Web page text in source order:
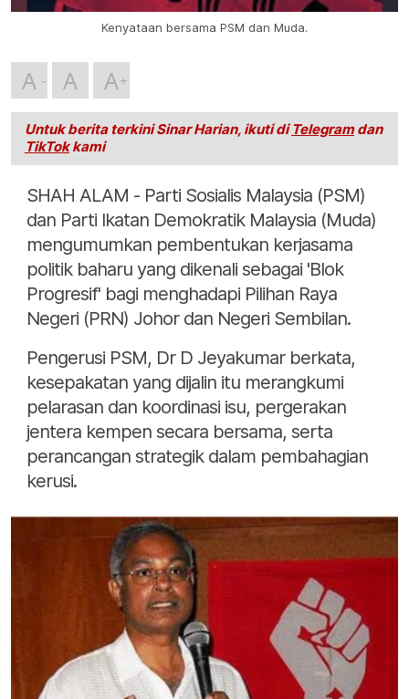
Kenyataan bersama PSM dan Muda.
A A A
Untuk berita terkini Sinar Harian, ikuti di Telegramdan
TikTokkami
SHAH ALAM - Parti Sosialis Malaysia (PSM)
dan Parti Ikatan Demokratik Malaysia (Muda)
mengumumkan pembentukan kerjasama
politik baharu yang dikenali sebagai 'Blok
Progresif' bagi menghadapi Pilihan Raya
Negeri (PRN) Johor dan Negeri Sembilan.
Pengerusi PSM, Dr D Jeyakumar berkata,
kesepakatan yang dijalin itu merangkumi
pelarasan dan koordinasi isu, pergerakan
jentera kempen secara bersama, serta
perancangan strategik dalam pembahagian
kerusi.